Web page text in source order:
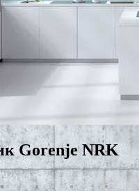
Gorenje NRK